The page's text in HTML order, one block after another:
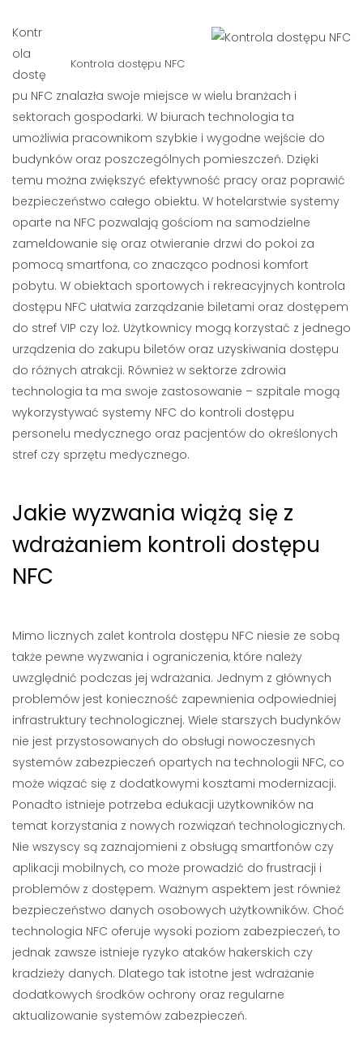
Kontrola dostępu NFC
Kontr
ola
dostę
pu NFC znalazła swoje miejsce w wielu branżach i
sektorach gospodarki. W biurach technologia ta
umożliwia pracownikom szybkie i wygodne wejście do
budynków oraz poszczególnych pomieszczeń. Dzięki
temu można zwiększyć efektywność pracy oraz poprawić
bezpieczeństwo całego obiektu. W hotelarstwie systemy
oparte na NFC pozwalają gościom na samodzielne
zameldowanie się oraz otwieranie drzwi do pokoi za
pomocą smartfona, co znacząco podnosi komfort
pobytu. W obiektach sportowych i rekreacyjnych kontrola
dostępu NFC ułatwia zarządzanie biletami oraz dostępem
do stref VIP czy loż. Użytkownicy mogą korzystać z jednego
urządzenia do zakupu biletów oraz uzyskiwania dostępu
do różnych atrakcji. Również w sektorze zdrowia
technologia ta ma swoje zastosowanie – szpitale mogą
wykorzystywać systemy NFC do kontroli dostępu
personelu medycznego oraz pacjentów do określonych
stref czy sprzętu medycznego.
Jakie wyzwania wiążą się z
wdrażaniem kontroli dostępu
NFC
Mimo licznych zalet kontrola dostępu NFC niesie ze sobą
także pewne wyzwania i ograniczenia, które należy
uwzględnić podczas jej wdrażania. Jednym z głównych
problemów jest konieczność zapewnienia odpowiedniej
infrastruktury technologicznej. Wiele starszych budynków
nie jest przystosowanych do obsługi nowoczesnych
systemów zabezpieczeń opartych na technologii NFC, co
może wiązać się z dodatkowymi kosztami modernizacji.
Ponadto istnieje potrzeba edukacji użytkowników na
temat korzystania z nowych rozwiązań technologicznych.
Nie wszyscy są zaznajomieni z obsługą smartfonów czy
aplikacji mobilnych, co może prowadzić do frustracji i
problemów z dostępem. Ważnym aspektem jest również
bezpieczeństwo danych osobowych użytkowników. Choć
technologia NFC oferuje wysoki poziom zabezpieczeń, to
jednak zawsze istnieje ryzyko ataków hakerskich czy
kradzieży danych. Dlatego tak istotne jest wdrażanie
dodatkowych środków ochrony oraz regularne
aktualizowanie systemów zabezpieczeń.